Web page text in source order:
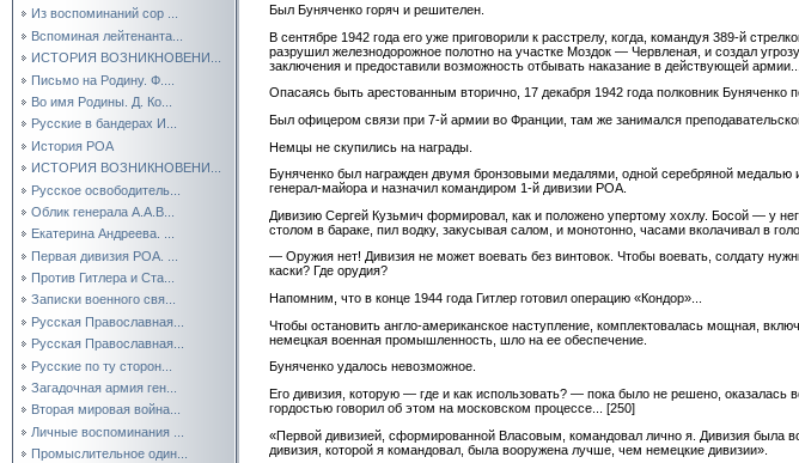
Из воспоминаний сор ...
Вспоминая лейтенанта...
ИСТОРИЯ ВОЗНИКНОВЕНИ...
Письмо на Родину. Ф....
Во имя Родины. Д. Ко...
Русские в бандерах И...
История РОА
ИСТОРИЯ ВОЗНИКНОВЕНИ...
Русское освободитель...
Облик генерала А.А.В...
Екатерина Андреева. ...
Первая дивизия РОА. ...
Против Гитлера и Ста...
Записки военного свя...
Русская Православная...
Русская Православная...
Русские по ту сторон...
Загадочная армия ген...
Вторая мировая война...
Личные воспоминания ...
Промыслительное один...
Был Буняченко горяч и решителен.
В сентябре 1942 года его уже приговорили к расстрелу, когда, командуя 389-й
разрушил железнодорожное полотно на участке Моздок — Червленая, и создал
заключения и предоставили возможность отбывать наказание в действующей армии...
Опасаясь быть арестованным вторично, 17 декабря 1942 года полковник Буняченко
Был офицером связи при 7-й армии во Франции, там же занимался
Немцы не скупились на награды.
Буняченко был награжден двумя бронзовыми медалями, одной серебряной
генерал-майора и назначил командиром 1-й дивизии РОА.
Дивизию Сергей Кузьмич формировал, как и положено упертому хохлу. Босой — у
столом в бараке, пил водку, закусывая салом, и монотонно, часами вколачивал в
— Оружия нет! Дивизия не может воевать без винтовок. Чтобы воевать, солдату
каски? Где орудия?
Напомним, что в конце 1944 года Гитлер готовил операцию «Кондор»...
Чтобы остановить англо-американское наступление, комплектовалась мощная,
немецкая военная промышленность, шло на ее обеспечение.
Буняченко удалось невозможное.
Его дивизия, которую — где и как использовать? — пока было не решено,
гордостью говорил об этом на московском процессе... [250]
«Первой дивизией, сформированной Власовым, командовал лично я. Дивизия была
дивизия, которой я командовал, была вооружена лучше, чем немецкие дивизии».